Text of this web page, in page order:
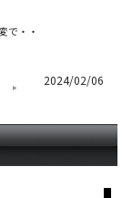
で・・
2024/02/06